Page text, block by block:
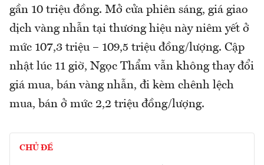
gần 10 triệu đồng. Mở cửa phiên sáng, giá giao
dịch vàng nhẫn tại thương hiệu này niêm yết ở
mức 107,3 triệu – 109,5 triệu đồng/lượng. Cập
nhật lúc 11 giờ, Ngọc Thẩm vẫn không thay đổi
giá mua, bán vàng nhẫn, đi kèm chênh lệch
mua, bán ở mức 2,2 triệu đồng/lượng.
CHỦ ĐỀ